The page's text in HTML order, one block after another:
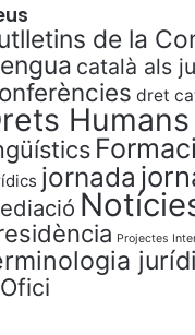
de la
català als
dret
Humans
jornada
Projectes